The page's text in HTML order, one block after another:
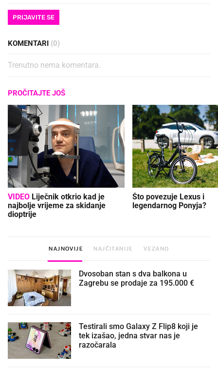
PRIJAVITE SE
KOMENTARI (0)
Trenutno nema komentara.
PROČITAJTE JOŠ
VIDEO
najbolje vrijeme za skidanje
dioptrije
Što povezuje Lexus i
legendarnog Ponyja?
NAJNOVIJE NAJČITANIJE VEZANO
Dvosoban stan s dva balkona u
Zagrebu se prodaje za 195.000 €
Testirali smo Galaxy Z Flip8 koji je
tek izašao, jedna stvar nas je
razočarala